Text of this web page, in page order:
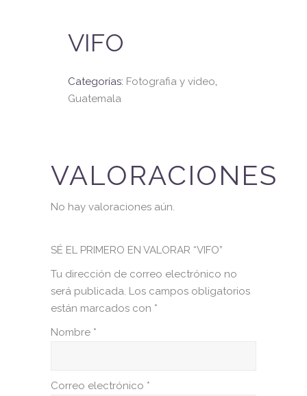
VIFO
Categorías: Fotografia y video,
Guatemala
VALORACIONES
No hay valoraciones aún.
SÉ EL PRIMERO EN VALORAR “VIFO”
Tu dirección de correo electrónico no
será publicada. Los campos obligatorios
están marcados con *
Nombre *
Correo electrónico *